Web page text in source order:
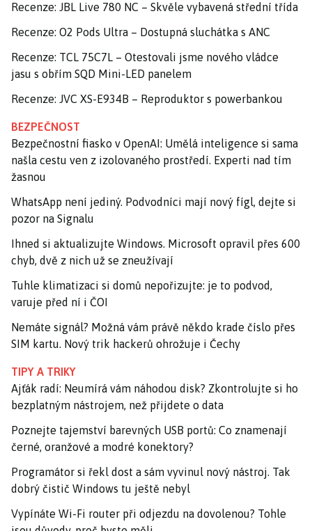
Recenze: JBL Live 780 NC – Skvěle vybavená střední třída
Recenze: O2 Pods Ultra – Dostupná sluchátka s ANC
Recenze: TCL 75C7L – Otestovali jsme nového vládce
jasu s obřím SQD Mini-LED panelem
Recenze: JVC XS-E934B – Reproduktor s powerbankou
BEZPEČNOST
Bezpečnostní fiasko v OpenAI: Umělá inteligence si sama
našla cestu ven z izolovaného prostředí. Experti nad tím
žasnou
WhatsApp není jediný. Podvodníci mají nový fígl, dejte si
pozor na Signalu
Ihned si aktualizujte Windows. Microsoft opravil přes 600
chyb, dvě z nich už se zneužívají
Tuhle klimatizaci si domů nepořizujte: je to podvod,
varuje před ní i ČOI
Nemáte signál? Možná vám právě někdo krade číslo přes
SIM kartu. Nový trik hackerů ohrožuje i Čechy
TIPY A TRIKY
Ajťák radí: Neumírá vám náhodou disk? Zkontrolujte si ho
bezplatným nástrojem, než přijdete o data
Poznejte tajemství barevných USB portů: Co znamenají
černé, oranžové a modré konektory?
Programátor si řekl dost a sám vyvinul nový nástroj. Tak
dobrý čistič Windows tu ještě nebyl
Vypínáte Wi-Fi router při odjezdu na dovolenou? Tohle